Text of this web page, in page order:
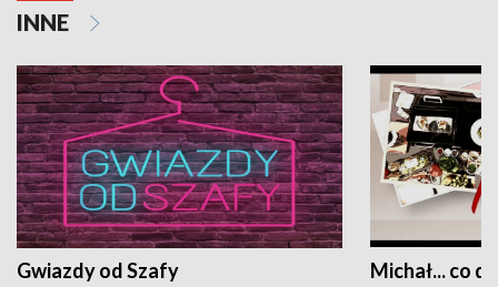
INNE
Gwiazdy od Szafy Michał... co